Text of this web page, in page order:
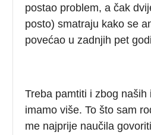
postao problem, a čak
posto) smatraju kako se
povećao u zadnjih pet
Treba pamtiti i zbog naših
imamo više. To što sam
me najprije naučila